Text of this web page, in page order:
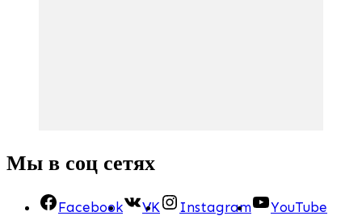
Мы в соц сетях
Facebook VK Instagram YouTube